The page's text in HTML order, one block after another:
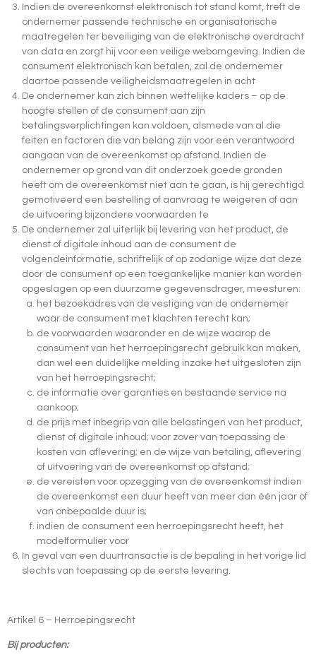
Indien de overeenkomst elektronisch tot stand komt, treft de
ondernemer passende technische en organisatorische
maatregelen ter beveiliging van de elektronische overdracht
van data en zorgt hij voor een veilige webomgeving. Indien de
consument elektronisch kan betalen, zal de ondernemer
daartoe passende veiligheidsmaatregelen in acht
De ondernemer kan zich binnen wettelijke kaders – op de
hoogte stellen of de consument aan zijn
betalingsverplichtingen kan voldoen, alsmede van al die
feiten en factoren die van belang zijn voor een verantwoord
aangaan van de overeenkomst op afstand. Indien de
ondernemer op grond van dit onderzoek goede gronden
heeft om de overeenkomst niet aan te gaan, is hij gerechtigd
gemotiveerd een bestelling of aanvraag te weigeren of aan
de uitvoering bijzondere voorwaarden te
De ondernemer zal uiterlijk bij levering van het product, de
dienst of digitale inhoud aan de consument de
volgendeinformatie, schriftelijk of op zodanige wijze dat deze
door de consument op een toegankelijke manier kan worden
opgeslagen op een duurzame gegevensdrager, meesturen:
het bezoekadres van de vestiging van de ondernemer
waar de consument met klachten terecht kan;
de voorwaarden waaronder en de wijze waarop de
consument van het herroepingsrecht gebruik kan maken,
dan wel een duidelijke melding inzake het uitgesloten zijn
van het herroepingsrecht;
de informatie over garanties en bestaande service na
aankoop;
de prijs met inbegrip van alle belastingen van het product,
dienst of digitale inhoud; voor zover van toepassing de
kosten van aflevering; en de wijze van betaling, aflevering
of uitvoering van de overeenkomst op afstand;
de vereisten voor opzegging van de overeenkomst indien
de overeenkomst een duur heeft van meer dan één jaar of
van onbepaalde duur is;
indien de consument een herroepingsrecht heeft, het
modelformulier voor
In geval van een duurtransactie is de bepaling in het vorige lid
slechts van toepassing op de eerste levering.
Artikel 6 – Herroepingsrecht
Bij producten: